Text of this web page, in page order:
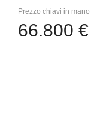
Prezzo chiavi in
66.800 €